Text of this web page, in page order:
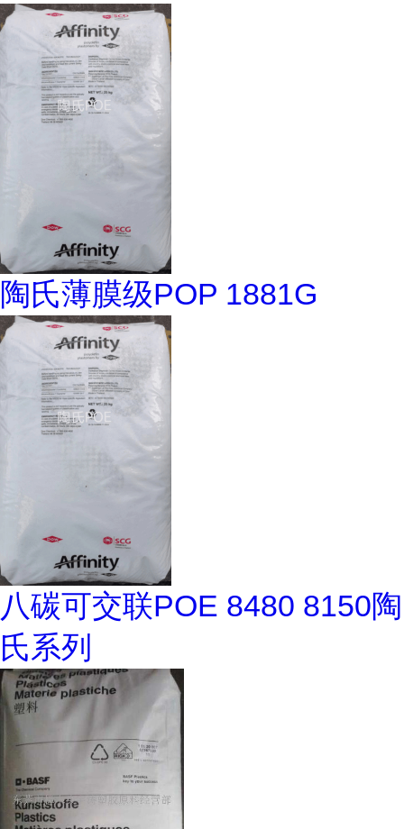
陶氏薄膜级POP 1881G
八碳可交联POE 8480 8150陶
氏系列